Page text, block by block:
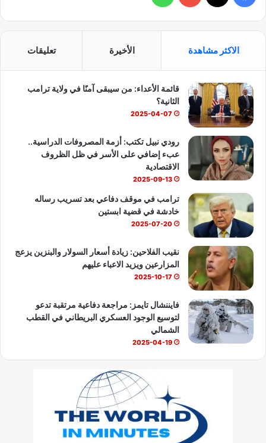
ي
و
ك
X
Y
T
u
e
ا
ا
ب
الاكثر مشاهدة الأخيرة تعليقات
قائمة الأعداء: من سيبقى آمنًا في ولاية ترامب
الثانية؟
2025-04-07
رودي نبيل تكتب: أزمة المصروفات الدراسية..
عبء إضافي على الأسر في ظل الظروف
الاقتصادية
2025-09-13
ترامب في موقف دفاعي بعد تسريب رساله
خادشة في قضية ابستين
2025-07-20
نقيب الفلاحين: زيادة أسعار السولار والبنزين يزعج
المزارعين ويزيد الاعباء عليهم
2025-10-17
فايننشال تايمز: مراجعة دفاعية مرتقبة تدعو
لتوسيع الوجود العسكري البريطاني في القطب
الشمالي
2025-04-19